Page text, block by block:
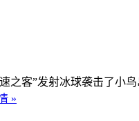
之客”发射冰球袭击了小
»